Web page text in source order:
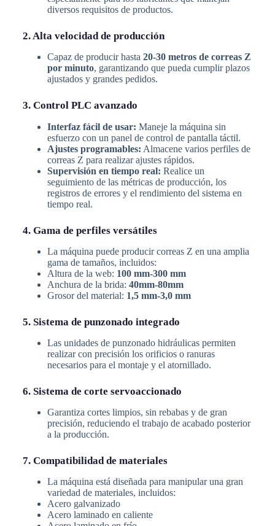
diversos requisitos de productos.
2. Alta velocidad de producción
Capaz de producir hasta 20-30 metros de correas Z
por minuto, garantizando que pueda cumplir plazos
ajustados y grandes pedidos.
3. Control PLC avanzado
Interfaz fácil de usar: Maneje la máquina sin
esfuerzo con un panel de control de pantalla táctil.
Ajustes programables: Almacene varios perfiles de
correas Z para realizar ajustes rápidos.
Supervisión en tiempo real: Realice un
seguimiento de las métricas de producción, los
registros de errores y el rendimiento del sistema en
tiempo real.
4. Gama de perfiles versátiles
La máquina puede producir correas Z en una amplia
gama de tamaños, incluidos:
Altura de la web: 100 mm-300 mm
Anchura de la brida: 40mm-80mm
Grosor del material: 1,5 mm-3,0 mm
5. Sistema de punzonado integrado
Las unidades de punzonado hidráulicas permiten
realizar con precisión los orificios o ranuras
necesarios para el montaje y el atornillado.
6. Sistema de corte servoaccionado
Garantiza cortes limpios, sin rebabas y de gran
precisión, reduciendo el trabajo de acabado posterior
a la producción.
7. Compatibilidad de materiales
La máquina está diseñada para manipular una gran
variedad de materiales, incluidos:
Acero galvanizado
Acero laminado en caliente